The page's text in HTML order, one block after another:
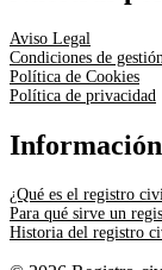
Aviso Legal
Condiciones de
Política de Cookies
Política de privacidad
Información
¿Qué es el registro
Para qué sirve un
Historia del registro